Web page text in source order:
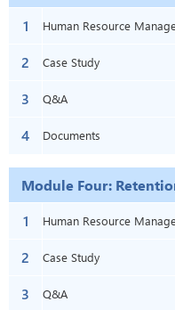
1
Human Resource
Module Three: Recruiting
Interviewing
2 Case Study
3 Q&A
4 Documents
Module Four:
1
Human Resource
Module Four: Retention
2 Case Study
3 Q&A